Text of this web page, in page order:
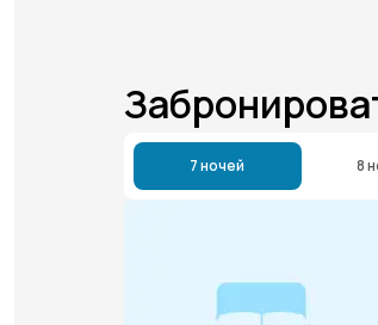
7 ночей 8